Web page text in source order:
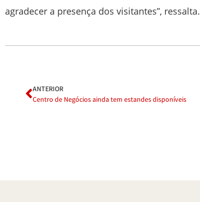
agradecer a presença dos visitantes”, ressalta.
ANTERIOR
Centro de Negócios ainda tem estandes disponíveis